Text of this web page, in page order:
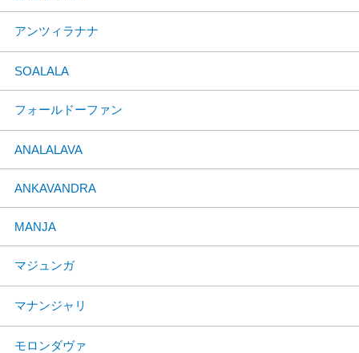
アンツィラナナ
SOALALA
フォールドーファン
ANALALAVA
ANKAVANDRA
MANJA
マジュンガ
マナンジャリ
モロンダヴァ